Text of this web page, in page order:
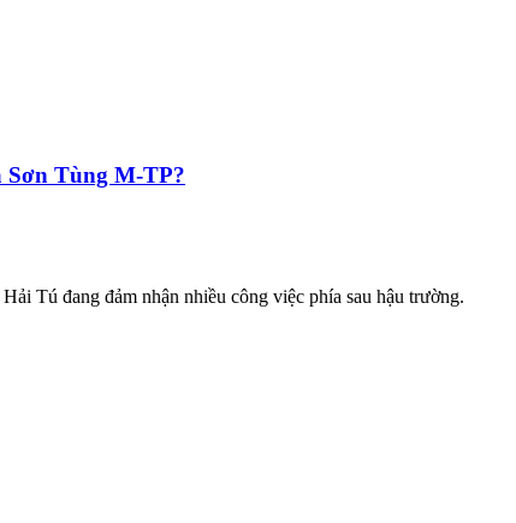
Sơn Tùng M-TP?
Tú đang đảm nhận nhiều công việc phía sau hậu trường.